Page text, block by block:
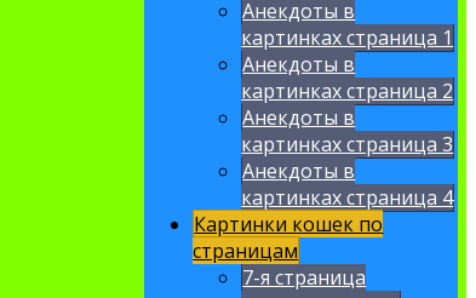
Анекдоты в
картинках страница 1
Анекдоты в
картинках страница 2
Анекдоты в
картинках страница 3
Анекдоты в
картинках страница 4
Картинки кошек по
страницам
7-я страница